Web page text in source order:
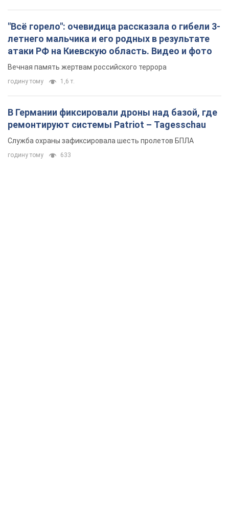
"Всё горело": очевидица рассказала о гибели 3-
летнего мальчика и его родных в результате
атаки РФ на Киевскую область. Видео и фото
Вечная память жертвам российского террора
годину тому 1,6 т.
В Германии фиксировали дроны над базой, где
ремонтируют системы Patriot – Tagesschau
Служба охраны зафиксировала шесть пролетов БПЛА
годину тому 633